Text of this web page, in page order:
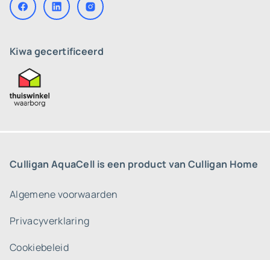
Kiwa gecertificeerd
Culligan AquaCell is een product van Culligan Home
Algemene voorwaarden
Privacyverklaring
Cookiebeleid